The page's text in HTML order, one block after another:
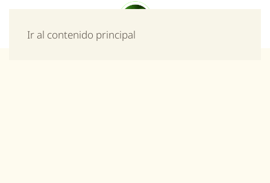
Ir al contenido principal